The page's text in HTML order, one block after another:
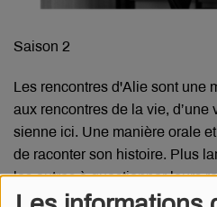
Saison 2
Les rencontres d'Alie sont une
aux rencontres de la vie, d’une
sienne ici. Une manière orale
de raconter son histoire. Plus
les autres à questionner leurs
les rencontres, d'ici ou